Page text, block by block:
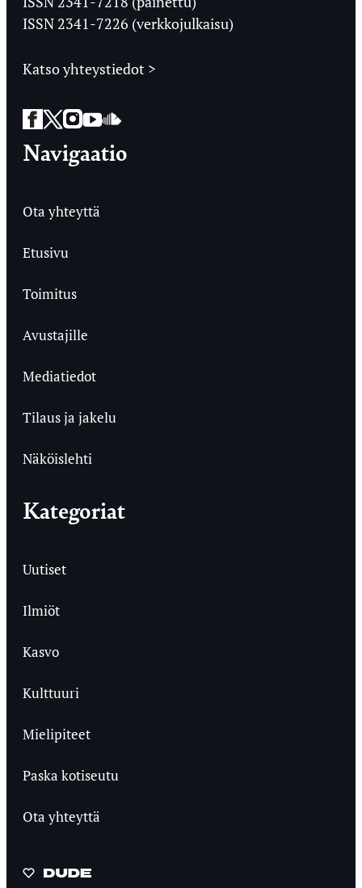
ISSN 2341-7226 (verkkojulkaisu)
Katso yhteystiedot >
Facebook
Twitter
Instagram
YouTube
SoundCloud
Navigaatio
Ota yhteyttä
Etusivu
Toimitus
Avustajille
Mediatiedot
Tilaus ja jakelu
Näköislehti
Kategoriat
Uutiset
Ilmiöt
Kasvo
Kulttuuri
Mielipiteet
Paska kotiseutu
Ota yhteyttä